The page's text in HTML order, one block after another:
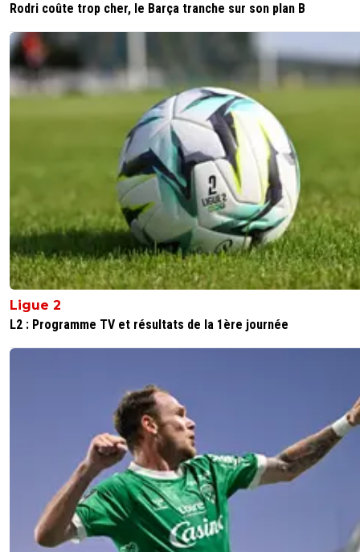
Rodri coûte trop cher, le Barça tranche sur son plan B
Ligue 2
L2 : Programme TV et résultats de la 1ère journée